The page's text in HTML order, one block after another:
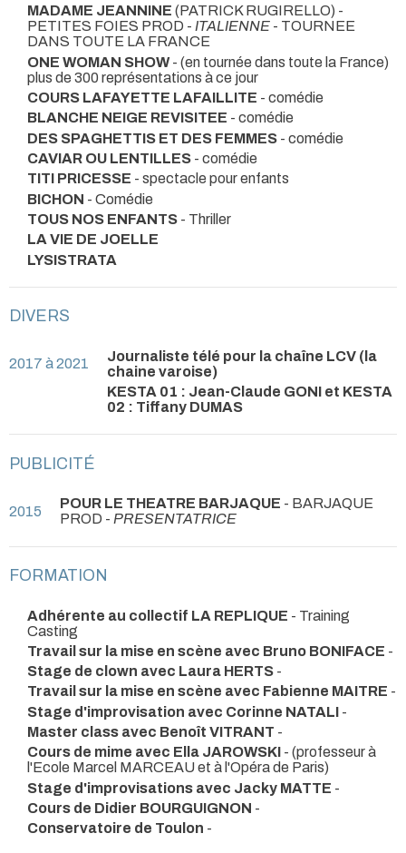
MADAME JEANNINE (PATRICK RUGIRELLO) -
PETITES FOIES PROD - ITALIENNE - TOURNEE
DANS TOUTE LA FRANCE
ONE WOMAN SHOW- (en tournée dans toute la France)
plus de 300 représentations à ce jour
COURS LAFAYETTE LAFAILLITE - comédie
BLANCHE NEIGE REVISITEE - comédie
DES SPAGHETTIS ET DES FEMMES - comédie
CAVIAR OU LENTILLES - comédie
TITI PRICESSE - spectacle pour enfants
BICHON - Comédie
TOUS NOS ENFANTS - Thriller
LA VIE DE JOELLE
LYSISTRATA
DIVERS
2017 à 2021
Journaliste télé pour la chaîne LCV (la
chaine varoise)
KESTA 01 : Jean-Claude GONI et KESTA
02 : Tiffany DUMAS
PUBLICITÉ
2015 POUR LE THEATRE BARJAQUE - BARJAQUE
PROD - PRESENTATRICE
FORMATION
Adhérente au collectif LA REPLIQUE - Training
Casting
Travail sur la mise en scène avec Bruno BONIFACE -
Stage de clown avec Laura HERTS -
Travail sur la mise en scène avec Fabienne MAITRE -
Stage d'improvisation avec Corinne NATALI -
Master class avec Benoît VITRANT -
Cours de mime avec Ella JAROWSKI - (professeur à
l'Ecole Marcel MARCEAU et à l'Opéra de Paris)
Stage d'improvisations avec Jacky MATTE -
Cours de Didier BOURGUIGNON -
Conservatoire de Toulon -